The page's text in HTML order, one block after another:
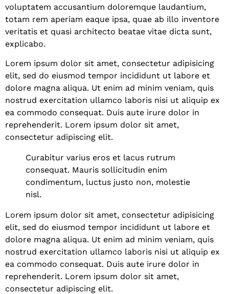
voluptatem accusantium doloremque laudantium,
totam rem aperiam eaque ipsa, quae ab illo inventore
veritatis et quasi architecto beatae vitae dicta sunt,
explicabo.
Lorem ipsum dolor sit amet, consectetur adipisicing
elit, sed do eiusmod tempor incididunt ut labore et
dolore magna aliqua. Ut enim ad minim veniam, quis
nostrud exercitation ullamco laboris nisi ut aliquip ex
ea commodo consequat. Duis aute irure dolor in
reprehenderit. Lorem ipsum dolor sit amet,
consectetur adipiscing elit.
Curabitur varius eros et lacus rutrum
consequat. Mauris sollicitudin enim
condimentum, luctus justo non, molestie
nisl.
Lorem ipsum dolor sit amet, consectetur adipisicing
elit, sed do eiusmod tempor incididunt ut labore et
dolore magna aliqua. Ut enim ad minim veniam, quis
nostrud exercitation ullamco laboris nisi ut aliquip ex
ea commodo consequat. Duis aute irure dolor in
reprehenderit. Lorem ipsum dolor sit amet,
consectetur adipiscing elit.